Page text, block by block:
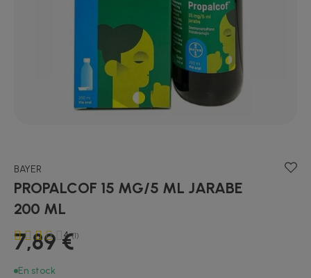
BAYER
PROPALCOF 15 MG/5 ML JARABE
200 ML
7,89 €
4 (1)
En stock